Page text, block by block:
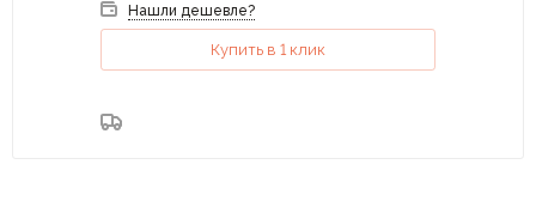
Нашли дешевле?
Купить в 1 клик